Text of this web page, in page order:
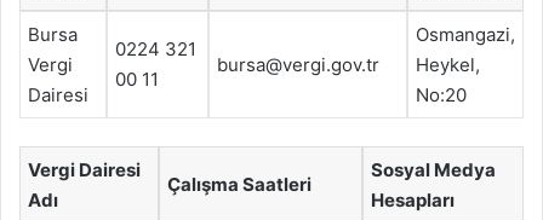
Bursa
Vergi
Dairesi
0224 321
00 11
bursa@vergi.gov.tr
Osmangazi,
Heykel,
No:20
Vergi Dairesi
Adı
Çalışma Saatleri
Sosyal Medya
Hesapları